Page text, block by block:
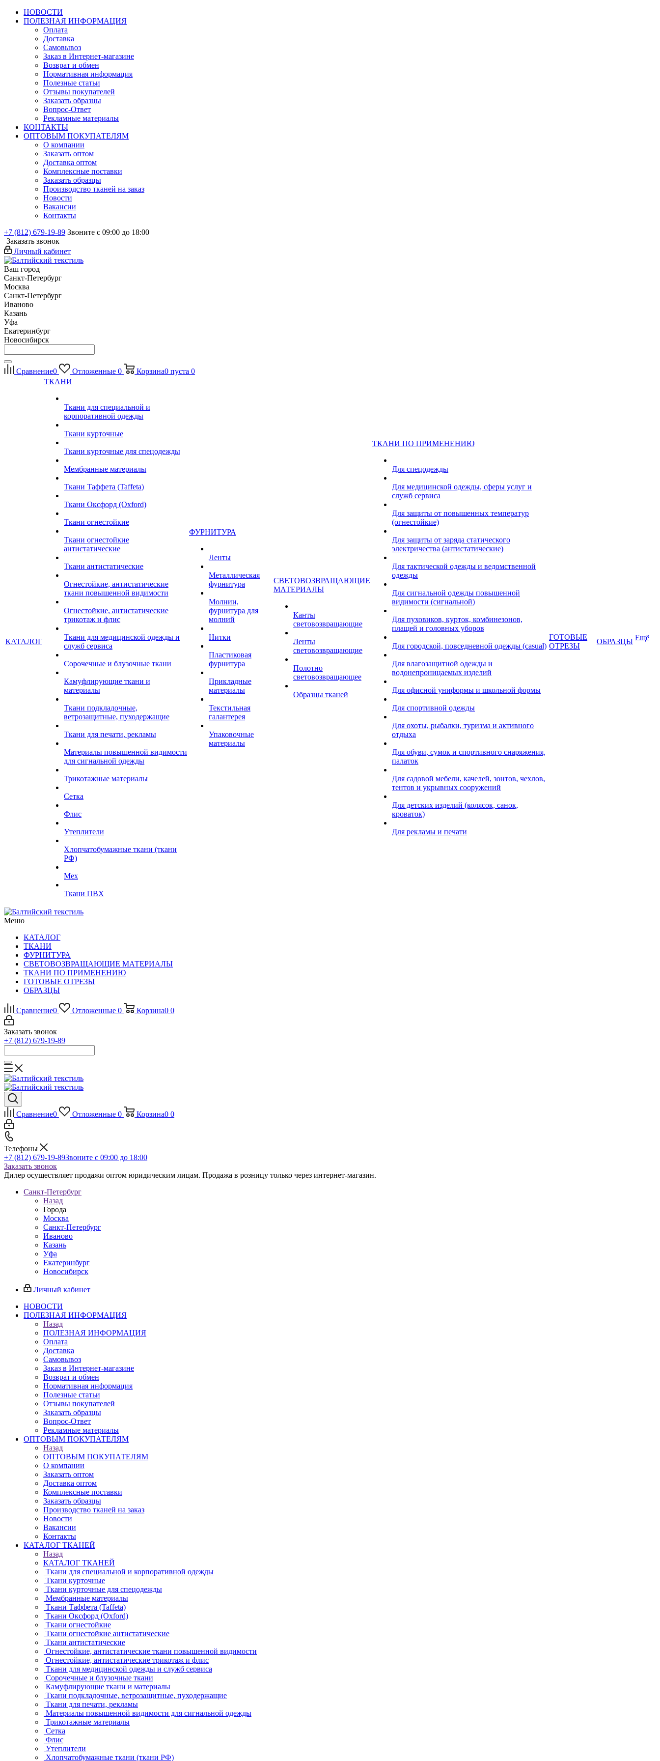
НОВОСТИ
ПОЛЕЗНАЯ ИНФОРМАЦИЯ
Оплата
Доставка
Самовывоз
Заказ в Интернет-магазине
Возврат и обмен
Нормативная информация
Полезные статьи
Отзывы покупателей
Заказать образцы
Вопрос-Ответ
Рекламные материалы
КОНТАКТЫ
ОПТОВЫМ ПОКУПАТЕЛЯМ
О компании
Заказать оптом
Доставка оптом
Комплексные поставки
Заказать образцы
Производство тканей на заказ
Новости
Вакансии
Контакты
+7 (812) 679-19-89 Звоните с 09:00 до 18:00
Заказать звонок
Личный кабинет
Ваш город
Санкт-Петербург
Москва
Санкт-Петербург
Иваново
Казань
Уфа
Екатеринбург
Новосибирск
Сравнение0 Отложенные 0 Корзина0 пуста 0
КАТАЛОГ
ТКАНИ
Ткани для специальной и
корпоративной одежды
Ткани курточные
Ткани курточные для спецодежды
Мембранные материалы
Ткани Таффета (Taffeta)
Ткани Оксфорд (Oxford)
Ткани огнестойкие
Ткани огнестойкие
антистатические
Ткани антистатические
Огнестойкие, антистатические
ткани повышенной видимости
Огнестойкие, антистатические
трикотаж и флис
Ткани для медицинской одежды и
служб сервиса
Сорочечные и блузочные ткани
Камуфлирующие ткани и
материалы
Ткани подкладочные,
ветрозащитные, пуходержащие
Ткани для печати, рекламы
Материалы повышенной видимости
для сигнальной одежды
Трикотажные материалы
Сетка
Флис
Утеплители
Хлопчатобумажные ткани (ткани
РФ)
Мех
Ткани ПВХ
ФУРНИТУРА
Ленты
Металлическая
фурнитура
Молнии,
фурнитура для
молний
Нитки
Пластиковая
фурнитура
Прикладные
материалы
Текстильная
галантерея
Упаковочные
материалы
СВЕТОВОЗВРАЩАЮЩИЕ
МАТЕРИАЛЫ
Канты
световозвращающие
Ленты
световозвращающие
Полотно
световозвращающее
Образцы тканей
ТКАНИ ПО ПРИМЕНЕНИЮ
Для спецодежды
Для медицинской одежды, сферы услуг и
служб сервиса
Для защиты от повышенных температур
(огнестойкие)
Для защиты от заряда статического
электричества (антистатические)
Для тактической одежды и ведомственной
одежды
Для сигнальной одежды повышенной
видимости (сигнальной)
Для пуховиков, курток, комбинезонов,
плащей и головных уборов
Для городской, повседневной одежды (casual)
Для влагозащитной одежды и
водонепроницаемых изделий
Для офисной униформы и школьной формы
Для спортивной одежды
Для охоты, рыбалки, туризма и активного
отдыха
Для обуви, сумок и спортивного снаряжения,
палаток
Для садовой мебели, качелей, зонтов, чехлов,
тентов и укрывных сооружений
Для детских изделий (колясок, санок,
кроваток)
Для рекламы и печати
ГОТОВЫЕ
ОТРЕЗЫ
ОБРАЗЦЫ Ещё
Меню
КАТАЛОГ
ТКАНИ
ФУРНИТУРА
СВЕТОВОЗВРАЩАЮЩИЕ МАТЕРИАЛЫ
ТКАНИ ПО ПРИМЕНЕНИЮ
ГОТОВЫЕ ОТРЕЗЫ
ОБРАЗЦЫ
Сравнение0 Отложенные 0 Корзина0 0
Заказать звонок
+7 (812) 679-19-89
Сравнение0 Отложенные 0 Корзина0 0
Телефоны
+7 (812) 679-19-89Звоните с 09:00 до 18:00
Заказать звонок
Дилер осуществляет продажи оптом юридическим лицам. Продажа в розницу только через интернет-магазин.
Санкт-Петербург
Назад
Города
Москва
Санкт-Петербург
Иваново
Казань
Уфа
Екатеринбург
Новосибирск
Личный кабинет
НОВОСТИ
ПОЛЕЗНАЯ ИНФОРМАЦИЯ
Назад
ПОЛЕЗНАЯ ИНФОРМАЦИЯ
Оплата
Доставка
Самовывоз
Заказ в Интернет-магазине
Возврат и обмен
Нормативная информация
Полезные статьи
Отзывы покупателей
Заказать образцы
Вопрос-Ответ
Рекламные материалы
ОПТОВЫМ ПОКУПАТЕЛЯМ
Назад
ОПТОВЫМ ПОКУПАТЕЛЯМ
О компании
Заказать оптом
Доставка оптом
Комплексные поставки
Заказать образцы
Производство тканей на заказ
Новости
Вакансии
Контакты
КАТАЛОГ ТКАНЕЙ
Назад
КАТАЛОГ ТКАНЕЙ
Ткани для специальной и корпоративной одежды
Ткани курточные
Ткани курточные для спецодежды
Мембранные материалы
Ткани Таффета (Taffeta)
Ткани Оксфорд (Oxford)
Ткани огнестойкие
Ткани огнестойкие антистатические
Ткани антистатические
Огнестойкие, антистатические ткани повышенной видимости
Огнестойкие, антистатические трикотаж и флис
Ткани для медицинской одежды и служб сервиса
Сорочечные и блузочные ткани
Камуфлирующие ткани и материалы
Ткани подкладочные, ветрозащитные, пуходержащие
Ткани для печати, рекламы
Материалы повышенной видимости для сигнальной одежды
Трикотажные материалы
Сетка
Флис
Утеплители
Хлопчатобумажные ткани (ткани РФ)